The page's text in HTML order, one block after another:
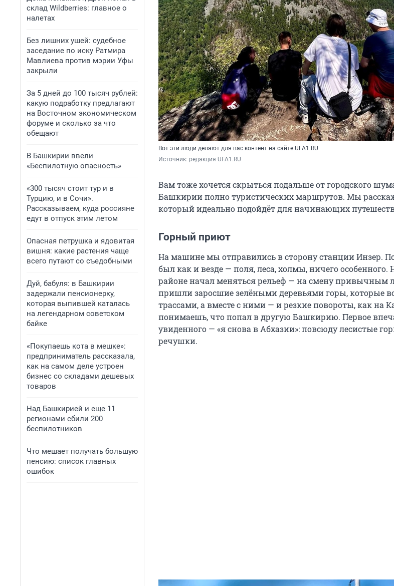
склад Wildberries: главное о
налетах
Без лишних ушей: судебное
заседание по иску Ратмира
Мавлиева против мэрии Уфы
закрыли
За 5 дней до 100 тысяч рублей:
какую подработку предлагают
на Восточном экономическом
форуме и сколько за что
обещают
В Башкирии ввели
«Беспилотную опасность»
«300 тысяч стоит тур и в
Турцию, и в Сочи».
Рассказываем, куда россияне
едут в отпуск этим летом
Опасная петрушка и ядовитая
вишня: какие растения чаще
всего путают со съедобными
Дуй, бабуля: в Башкирии
задержали пенсионерку,
которая выпившей каталась
на легендарном советском
байке
«Покупаешь кота в мешке»:
предприниматель рассказала,
как на самом деле устроен
бизнес со складами дешевых
товаров
Над Башкирией и еще 11
регионами сбили 200
беспилотников
Что мешает получать большую
пенсию: список главных
ошибок
Вот эти люди делают для вас контент на сайте UFA1.RU
Источник: редакция UFA1.RU
Вам тоже хочется скрыться подальше от городского
Башкирии полно туристических маршрутов. Мы
который идеально подойдёт для начинающих
Горный приют
На машине мы отправились в сторону станции Инзер.
был как и везде — поля, леса, холмы, ничего особенного.
районе начал меняться рельеф — на смену привычным
пришли заросшие зелёными деревьями горы, которые
трассами, а вместе с ними — и резкие повороты, как на
понимаешь, что попал в другую Башкирию. Первое
увиденного — «я снова в Абхазии»: повсюду лесистые
речушки.